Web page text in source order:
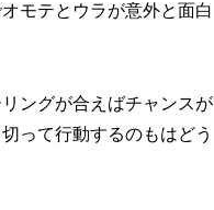
モテとウラが意外と面白
ングが合えばチャンスが
って行動するのもはどう